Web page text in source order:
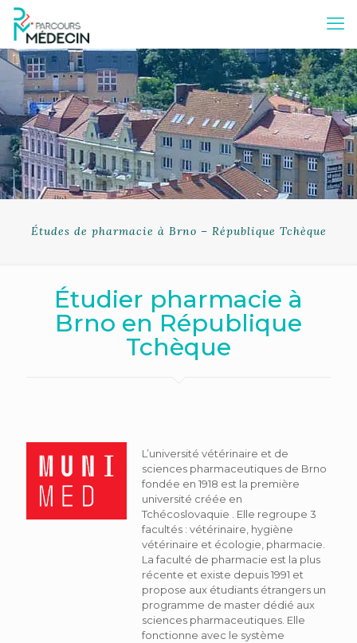
Études de pharmacie à Brno – République Tchèque
Étudier pharmacie à
Brno en République
Tchèque
L’université vétérinaire et de
sciences pharmaceutiques de Brno
fondée en 1918 est la première
université créée en
Tchécoslovaquie . Elle regroupe 3
facultés : vétérinaire, hygiène
vétérinaire et écologie, pharmacie.
La faculté de pharmacie est la plus
récente et existe depuis 1991 et
propose aux étudiants étrangers un
programme de master dédié aux
sciences pharmaceutiques. Elle
fonctionne avec le système